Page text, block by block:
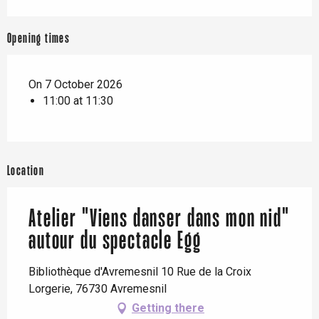
Opening times
On 7 October 2026
11:00 at 11:30
Location
Atelier "Viens danser dans mon nid"
autour du spectacle Egg
Bibliothèque d'Avremesnil 10 Rue de la Croix
Lorgerie, 76730 Avremesnil
Getting there